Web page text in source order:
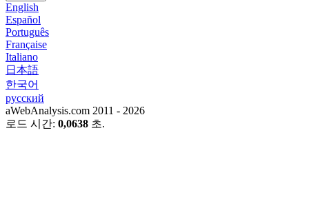
English
Español
Português
Française
Italiano
日本語
한국어
русский
aWebAnalysis.com 2011 - 2026
로드 시간: 0,0638 초.